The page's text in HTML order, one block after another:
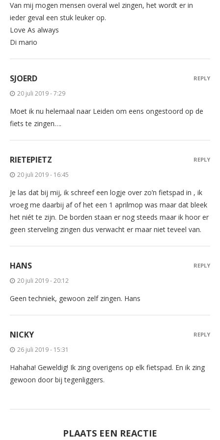
Van mij mogen mensen overal wel zingen, het wordt er in
ieder geval een stuk leuker op.
Love As always
Di mario
SJOERD
20 juli 2019 - 7:29
Moet ik nu helemaal naar Leiden om eens ongestoord op de
fiets te zingen….
REPLY
RIETEPIETZ
20 juli 2019 - 16:45
Je las dat bij mij, ik schreef een logje over zo’n fietspad in , ik
vroeg me daarbij af of het een 1 aprilmop was maar dat bleek
het niét te zijn. De borden staan er nog steeds maar ik hoor er
geen sterveling zingen dus verwacht er maar niet teveel van.
REPLY
HANS
20 juli 2019 - 20:12
Geen techniek, gewoon zelf zingen. Hans
REPLY
NICKY
26 juli 2019 - 15:31
Hahaha! Geweldig! Ik zing overigens op elk fietspad. En ik zing
gewoon door bij tegenliggers.
REPLY
PLAATS EEN REACTIE